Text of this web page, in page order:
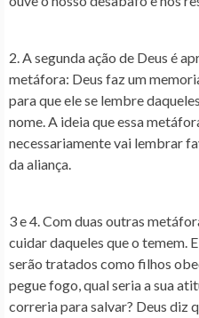
2. A segunda ação de Deus é
metáfora: Deus faz um
para que ele se lembre
nome. A ideia que essa
necessariamente vai lembrar
da aliança.
3 e 4. Com duas outras
cuidar daqueles que o temem.
serão tratados como filhos
pegue fogo, qual seria a sua
correria para salvar? Deus diz